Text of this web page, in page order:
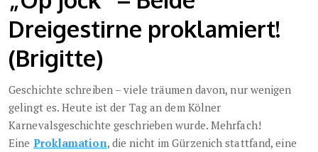
Dreigestirne proklamiert!
(Brigitte)
Geschichte schreiben – viele träumen davon, nur wenigen
gelingt es. Heute ist der Tag an dem Kölner
Karnevalsgeschichte geschrieben wurde. Mehrfach!
Eine Proklamation, die nicht im Gürzenich stattfand, eine